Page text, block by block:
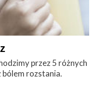
przez 5 różnych
bólem rozstania.